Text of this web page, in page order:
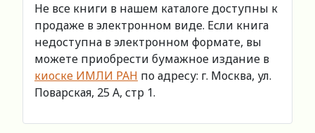
Не все книги в нашем каталоге доступны к
продаже в электронном виде. Если книга
недоступна в электронном формате, вы
можете приобрести бумажное издание в
киоске ИМЛИ РАН по адресу: г. Москва, ул.
Поварская, 25 А, стр 1.